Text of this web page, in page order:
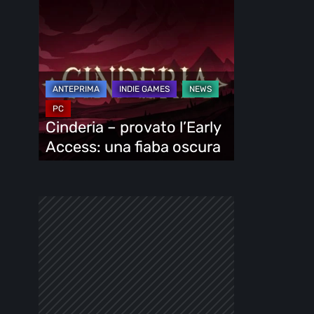
l’Early
Access:
una
fiaba
oscura
Cinderia – provato l’Early
Access: una fiaba oscura